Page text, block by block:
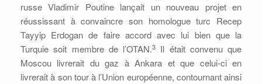
russe Vladimir Poutine lançait un nouveau projet en
réussissant à convaincre son homologue turc Recep
Tayyip Erdogan de faire accord avec lui bien que la
Turquie soit membre de l’OTAN.3 Il était convenu que
Moscou livrerait du gaz à Ankara et que celui-ci en
livrerait à son tour à l’Union européenne, contournant ainsi